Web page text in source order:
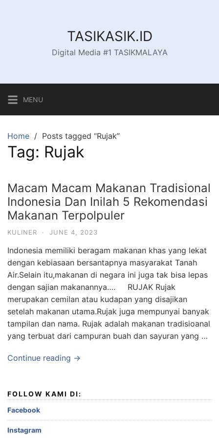
TASIKASIK.ID
Digital Media #1 TASIKMALAYA
MENU
Home Posts tagged “Rujak”
Tag: Rujak
Macam Macam Makanan Tradisional
Indonesia Dan Inilah 5 Rekomendasi
Makanan Terpolpuler
KULINER · JUNE 4, 2023
Indonesia memiliki beragam makanan khas yang lekat
dengan kebiasaan bersantapnya masyarakat Tanah
Air.Selain itu,makanan di negara ini juga tak bisa lepas
dengan sajian makanannya…. RUJAK Rujak
merupakan cemilan atau kudapan yang disajikan
setelah makanan utama.Rujak juga mempunyai banyak
tampilan dan nama. Rujak adalah makanan tradisioanal
yang terbuat dari campuran buah dan sayuran yang …
Continue reading →
FOLLOW KAMI DI:
Facebook
Instagram